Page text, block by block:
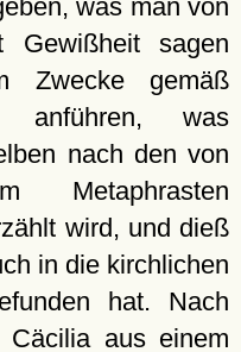
was man von
Gewißheit sagen
Zwecke gemäß
was
nach den von
wird, und dieß
in die kirchlichen
hat. Nach
aus einem